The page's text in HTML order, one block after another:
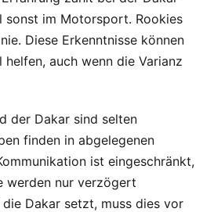
sonst im Motorsport. Rookies
Diese Erkenntnisse können
auch wenn die Varianz
der Dakar sind selten
finden in abgelegenen
ist eingeschränkt,
werden nur verzögert
Dakar setzt, muss dies vor